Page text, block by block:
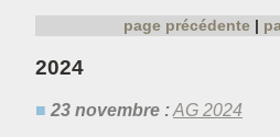
page précédente
2024
23 novembre :AG 2024